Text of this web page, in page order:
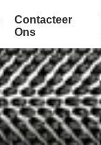
Contacteer
Ons